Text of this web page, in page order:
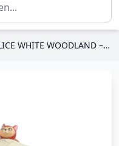
ALICE WHITE WOODLAND – DISNEY TRADITIONS